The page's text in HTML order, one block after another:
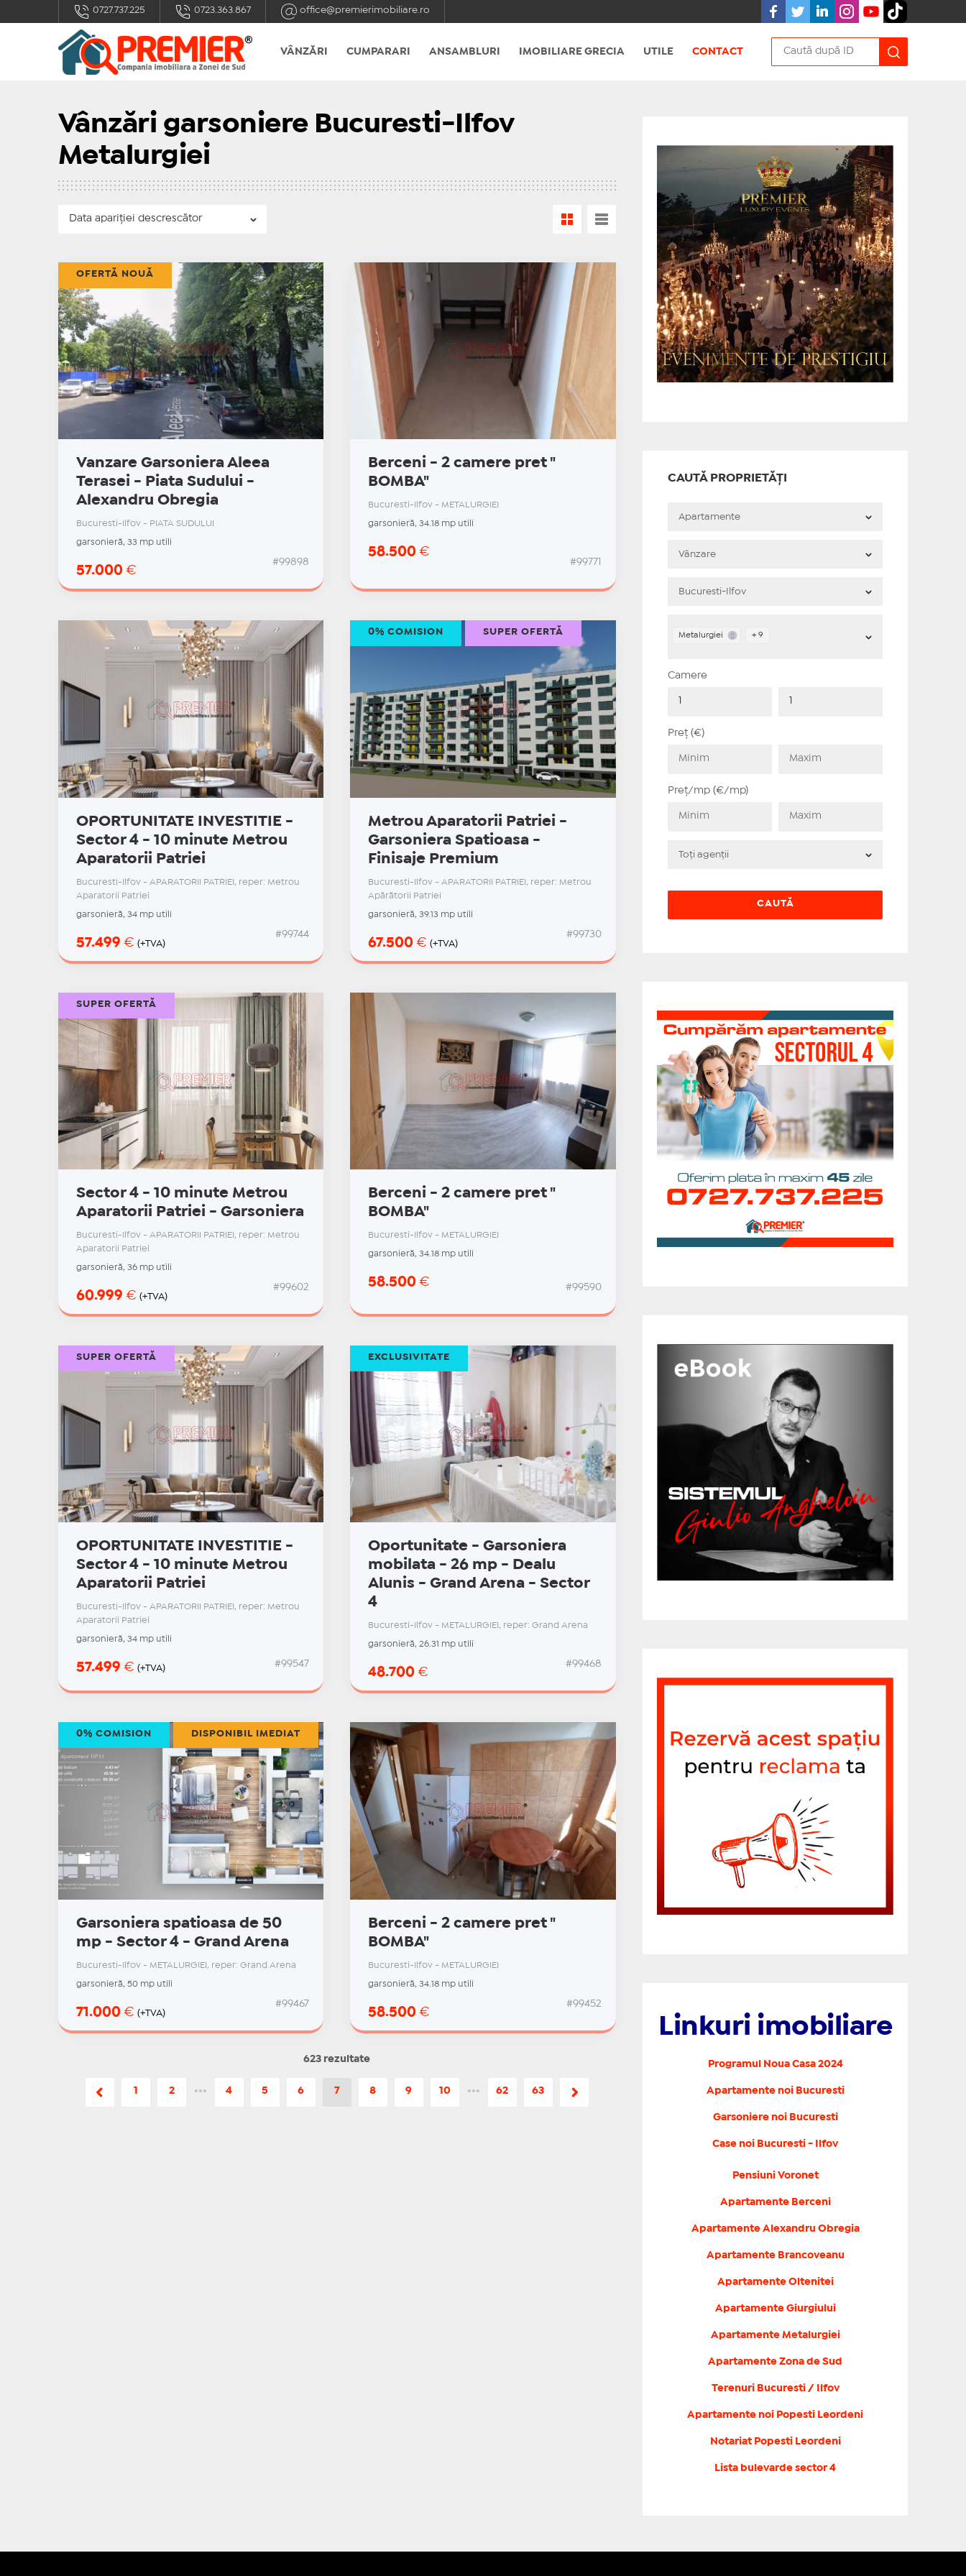
0727.737.225 0723.363.867 office@premierimobiliare.ro
VÂNZĂRI CUMPARARI ANSAMBLURI IMOBILIARE GRECIA UTILE CONTACT
Vânzări garsoniere Bucuresti-Ilfov
Metalurgiei
Vanzare Garsoniera Aleea
Terasei - Piata Sudului -
Alexandru Obregia
Bucuresti-Ilfov - PIATA SUDULUI
garsonieră, 33 mp utili
57.000 €
#99898
OFERTĂ NOUĂ
Berceni - 2 camere pret "
BOMBA"
Bucuresti-Ilfov - METALURGIEI
garsonieră, 34.18 mp utili
58.500€
#99771
OPORTUNITATE INVESTITIE -
Sector 4 - 10 minute Metrou
Aparatorii Patriei
Bucuresti-Ilfov - APARATORII PATRIEI, reper: Metrou
Aparatorii Patriei
garsonieră, 34 mp utili
57.499 € (+TVA)
#99744
Metrou Aparatorii Patriei -
Garsoniera Spatioasa -
Finisaje Premium
Bucuresti-Ilfov - APARATORII PATRIEI, reper: Metrou
Apărătorii Patriei
garsonieră, 39.13 mp utili
67.500€ (+TVA)
#99730
0% COMISION SUPER OFERTĂ
Sector 4 - 10 minute Metrou
Aparatorii Patriei - Garsoniera
Bucuresti-Ilfov - APARATORII PATRIEI, reper: Metrou
Aparatorii Patriei
garsonieră, 36 mp utili
60.999 € (+TVA)
#99602
SUPER OFERTĂ
Berceni - 2 camere pret "
BOMBA"
Bucuresti-Ilfov - METALURGIEI
garsonieră, 34.18 mp utili
58.500€ #99590
OPORTUNITATE INVESTITIE -
Sector 4 - 10 minute Metrou
Aparatorii Patriei
Bucuresti-Ilfov - APARATORII PATRIEI, reper: Metrou
Aparatorii Patriei
garsonieră, 34 mp utili
57.499 € (+TVA) #99547
SUPER OFERTĂ
Oportunitate - Garsoniera
mobilata - 26 mp - Dealu
Alunis - Grand Arena - Sector
4
Bucuresti-Ilfov - METALURGIEI, reper: Grand Arena
garsonieră, 26.31 mp utili
48.700€
#99468
EXCLUSIVITATE
Garsoniera spatioasa de 50
mp - Sector 4 - Grand Arena
Bucuresti-Ilfov - METALURGIEI, reper: Grand Arena
garsonieră, 50 mp utili
71.000 € (+TVA)
#99467
0% COMISION DISPONIBIL IMEDIAT
Berceni - 2 camere pret "
BOMBA"
Bucuresti-Ilfov - METALURGIEI
garsonieră, 34.18 mp utili
58.500€
#99452
623 rezultate
1 2 ••• 4 5 6 7 8 9 10 ••• 62 63
CAUTĂ PROPRIETĂȚI
Metalurgiei + 9
Camere
Preț (€)
Preț/mp (€/mp)
Linkuri imobiliare
Programul Noua Casa 2024
Apartamente noi Bucuresti
Garsoniere noi Bucuresti
Case noi Bucuresti - Ilfov
Pensiuni Voronet
Apartamente Berceni
Apartamente Alexandru Obregia
Apartamente Brancoveanu
Apartamente Oltenitei
Apartamente Giurgiului
Apartamente Metalurgiei
Apartamente Zona de Sud
Terenuri Bucuresti / Ilfov
Apartamente noi Popesti Leordeni
Notariat Popesti Leordeni
Lista bulevarde sector 4